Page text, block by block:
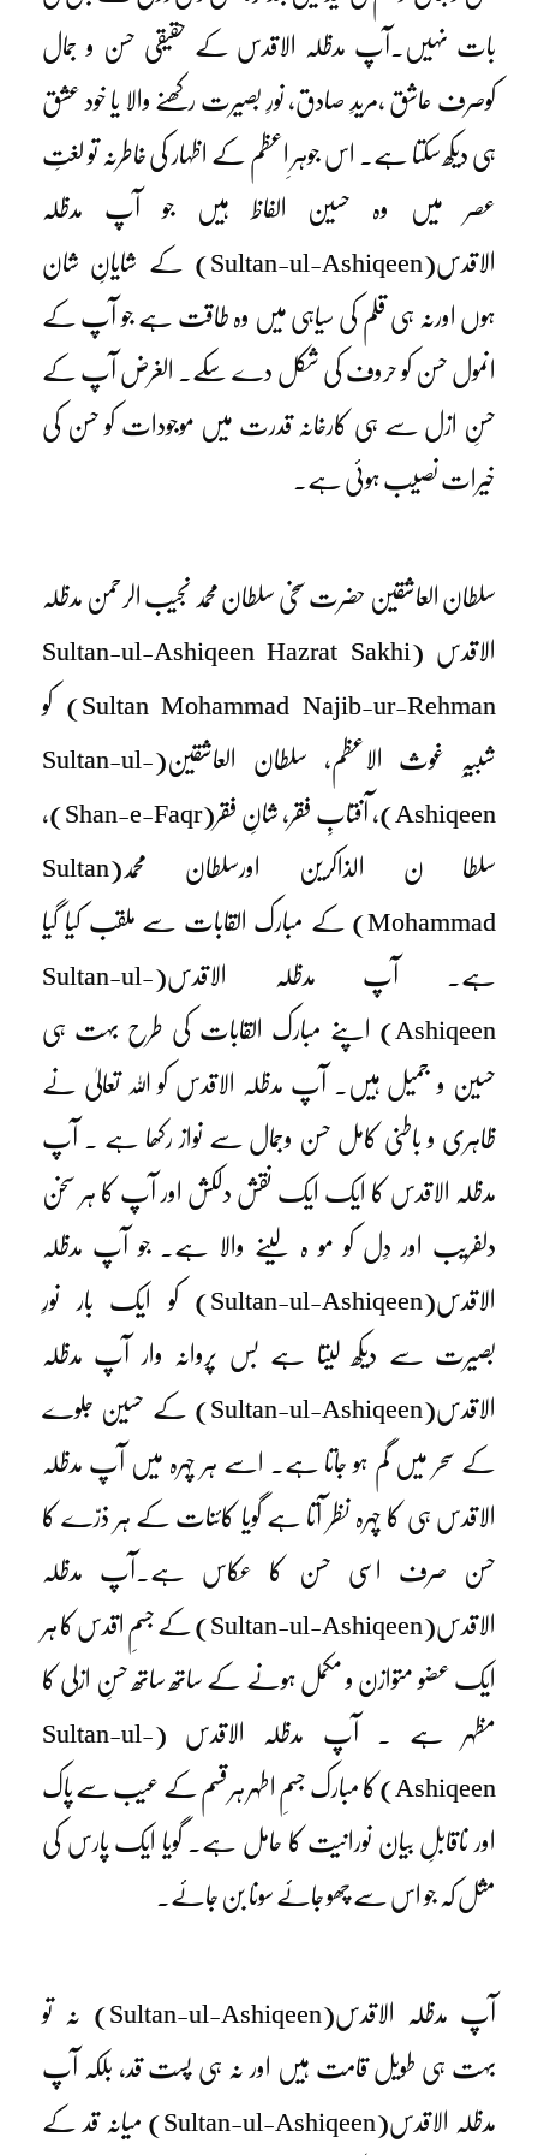
بات نہیں۔آپ مدظلہ الاقدس کے حقیقی حسن و جمال
کوصرف عاشق ،مریدِ صادق، نورِ بصیرت رکھنے والا یا خود عشق
ہی دیکھ سکتا ہے۔ اس جوہرِ اعظم کے اظہار کی خاطرنہ تو لغتِ
عصر میں وہ حسین الفاظ ہیں جو آپ مدظلہ
الاقدس(Sultan-ul-Ashiqeen) کے شایانِ شان
ہوں اورنہ ہی قلم کی سیاہی میں وہ طاقت ہے جو آپ کے
انمول حسن کو حروف کی شکل دے سکے۔ الغرض آپ کے
حسنِ ازل سے ہی کارخانہ قدرت میں موجودات کو حسن کی
خیرات نصیب ہوئی ہے۔
سلطان العاشقین حضرت سخی سلطان محمد نجیب الرحمن مدظلہ
الاقدس (Sultan-ul-Ashiqeen Hazrat Sakhi
Sultan Mohammad Najib-ur-Rehman) کو
شبیہِ غوث الاعظم، سلطان العاشقین (Sultan-ul-
Ashiqeen) ، آفتابِ فقر، شانِ فقر(Shan-e-Faqr) ،
سلطا ن الذاکرین اورسلطان محمد (Sultan
Mohammad) کے مبارک القابات سے ملقب کیا گیا
ہے۔ آپ مدظلہ الاقدس (Sultan-ul-
Ashiqeen) اپنے مبارک القابات کی طرح بہت ہی
حسین و جمیل ہیں۔ آپ مدظلہ الاقدس کو اللہ تعالیٰ نے
ظاہری و باطنی کامل حسن وجمال سے نواز رکھا ہے ۔ آپ
مدظلہ الاقدس کا ایک ایک نقش دلکش اور آپ کا ہر سخن
دلفریب اور دِل کو مو ہ لینے والا ہے۔ جو آپ مدظلہ
الاقدس(Sultan-ul-Ashiqeen) کو ایک بار نورِ
بصیرت سے دیکھ لیتا ہے بس پروانہ وار آپ مدظلہ
الاقدس(Sultan-ul-Ashiqeen) کے حسین جلوے
کے سحر میں گم ہو جاتا ہے۔ اسے ہر چہرہ میں آپ مدظلہ
الاقدس ہی کا چہرہ نظر آتا ہے گویا کائنات کے ہر ذرّے کا
حسن صرف اسی حسن کا عکاس ہے۔آپ مدظلہ
الاقدس(Sultan-ul-Ashiqeen) کے جسمِ اقدس کا ہر
ایک عضو متوازن و مکمل ہونے کے ساتھ ساتھ حسنِ ازلی کا
مظہر ہے ۔ آپ مدظلہ الاقدس (Sultan-ul-
Ashiqeen) کا مبارک جسمِ اطہر ہر قسم کے عیب سے پاک
اور ناقابلِ بیان نورانیت کا حامل ہے۔ گویا ایک پارس کی
مثل کہ جو اس سے چھو جائے سونا بن جائے۔
آپ مدظلہ الاقدس(Sultan-ul-Ashiqeen) نہ تو
بہت ہی طویل قامت ہیں اور نہ ہی پست قد، بلکہ آپ
مدظلہ الاقدس(Sultan-ul-Ashiqeen) میانہ قد کے